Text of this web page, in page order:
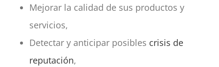
Mejorar la calidad de sus productos y
servicios,
Detectar y anticipar posibles crisis de
reputación,